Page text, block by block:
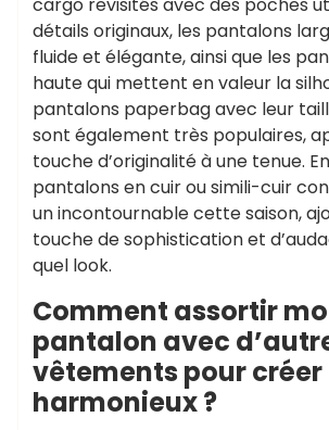
détails originaux, les pantalons
fluide et élégante, ainsi que les
haute qui mettent en valeur la
pantalons paperbag avec leur
sont également très populaires,
touche d’originalité à une tenue.
pantalons en cuir ou simili-cuir
un incontournable cette saison,
touche de sophistication et
quel look.
Comment assortir
pantalon avec
vêtements pour créer
harmonieux ?